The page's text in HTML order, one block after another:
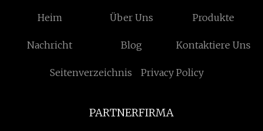
Heim Über Uns Produkte
Nachricht Blog Kontaktiere Uns
Seitenverzeichnis Privacy Policy
PARTNERFIRMA